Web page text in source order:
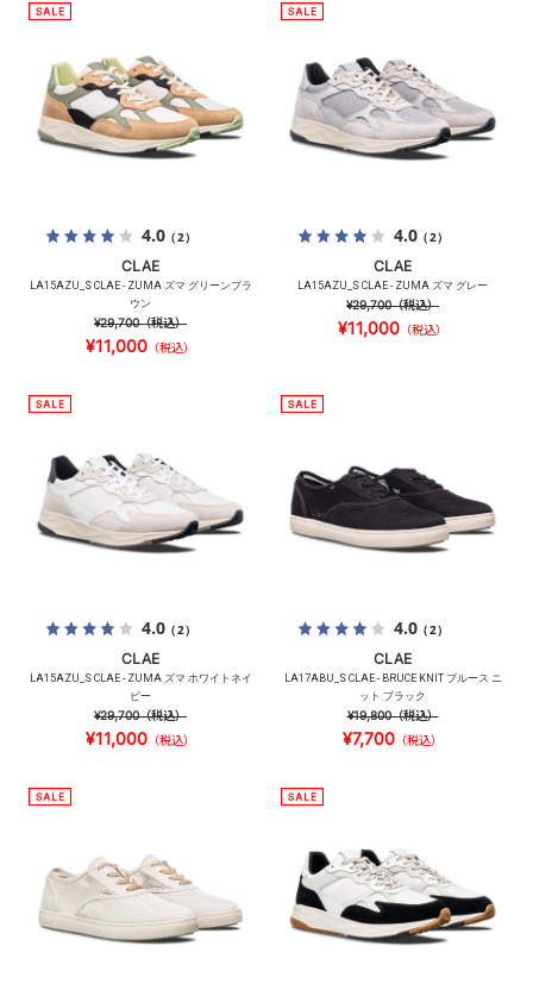
4.0（2）
CLAE
LA15AZU_S CLAE - ZUMA ズマ グリーンブラ
ウン
¥29,700（税込）
¥11,000 （税込）
4.0（2）
CLAE
LA15AZU_S CLAE - ZUMA ズマ グレー
¥29,700（税込）
¥11,000 （税込）
4.0（2）
CLAE
LA15AZU_S CLAE - ZUMA ズマ ホワイトネイ
ビー
¥29,700（税込）
¥11,000 （税込）
4.0（2）
CLAE
LA17ABU_S CLAE - BRUCE KNIT ブルース ニ
ット ブラック
¥19,800（税込）
¥7,700 （税込）